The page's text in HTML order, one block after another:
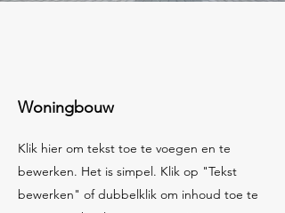
Woningbouw
Klik hier om tekst toe te voegen en te
bewerken. Het is simpel. Klik op "Tekst
bewerken" of dubbelklik om inhoud toe te